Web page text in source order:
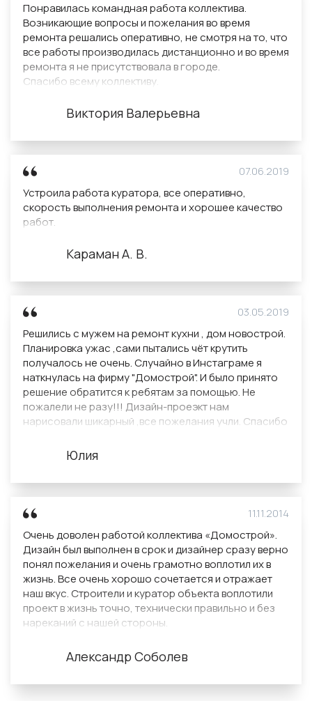
Домострой дальнейших успехов в работе и развитии
компании!
Виктория Валерьевна
Понравилась командная работа коллектива.
Возникающие вопросы и пожелания во время
ремонта решались оперативно, не смотря на то, что
все работы производилась дистанционно и во время
ремонта я не присутствовала в городе.
Спасибо всему коллективу.
07.06.2019
Караман А. В.
Устроила работа куратора, все оперативно,
скорость выполнения ремонта и хорошее качество
работ.
03.05.2019
Юлия
Решились с мужем на ремонт кухни , дом новострой.
Планировка ужас ,сами пытались чёт крутить
получалось не очень. Случайно в Инстаграме я
наткнулась на фирму "Домострой". И было принято
решение обратится к ребятам за помощью. Не
пожалели не разу!!! Дизайн-проеэкт нам
нарисовали шикарный ,все пожелания учли. Спасибо
внимательная и обходительная , очень доступно все
задержек.
Уже мечтаю воплатить картинку в реальность))
11.11.2014
Александр Соболев
Очень доволен работой коллектива «Домострой».
Дизайн был выполнен в срок и дизайнер сразу верно
понял пожелания и очень грамотно воплотил их в
жизнь. Все очень хорошо сочетается и отражает
наш вкус. Строители и куратор объекта воплотили
проект в жизнь точно, технически правильно и без
нареканий с нашей стороны.